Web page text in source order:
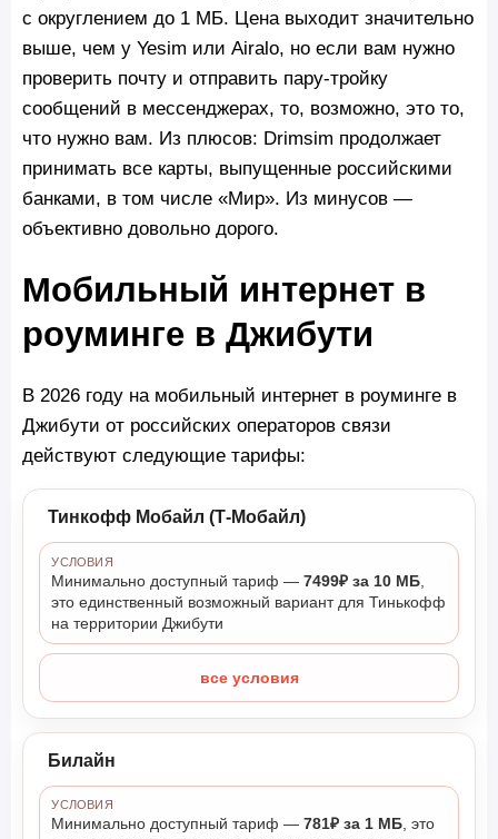
с округлением до 1 МБ. Цена выходит значительно
выше, чем у Yesim или Airalo, но если вам нужно
проверить почту и отправить пару-тройку
сообщений в мессенджерах, то, возможно, это то,
что нужно вам. Из плюсов: Drimsim продолжает
принимать все карты, выпущенные российскими
банками, в том числе «Мир». Из минусов —
объективно довольно дорого.
Мобильный интернет в
роуминге в Джибути
В 2026 году на мобильный интернет в роуминге в
Джибути от российских операторов связи
действуют следующие тарифы:
Тинкофф Мобайл (Т-Мобайл)
УСЛОВИЯ
Минимально доступный тариф —7499₽ за 10 МБ
это единственный возможный вариант для Тинькофф
на территории Джибути
все условия
Билайн
УСЛОВИЯ
Минимально доступный тариф —781₽ за 1 МБ, это